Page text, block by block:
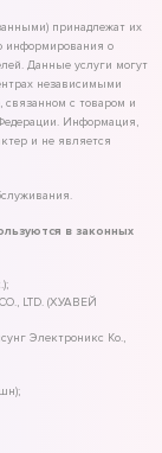
принадлежат их
информирования о
Данные услуги могут
независимыми
с товаром и
Информация,
и не является
в законных
LTD. (ХУАВЕЙ
Электроникс Ко.,